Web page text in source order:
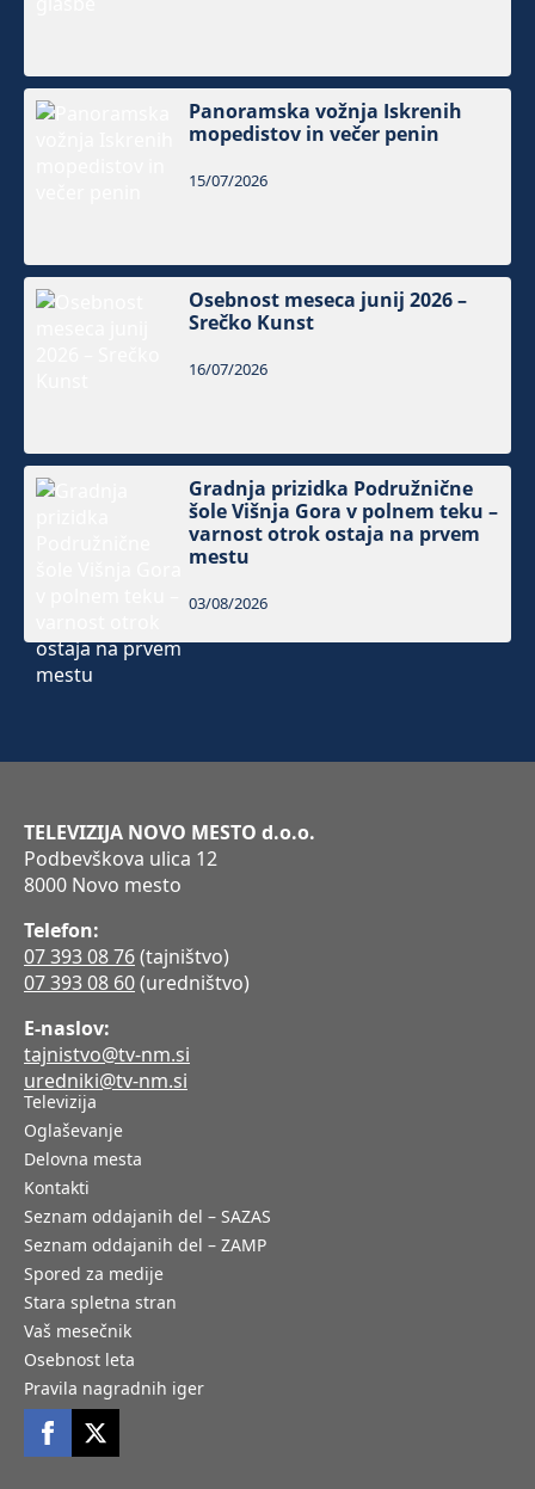
Panoramska vožnja Iskrenih
mopedistov in večer penin
15/07/2026
Osebnost meseca junij 2026 –
Srečko Kunst
16/07/2026
Gradnja prizidka Podružnične
šole Višnja Gora v polnem teku –
varnost otrok ostaja na prvem
mestu
03/08/2026
TELEVIZIJA NOVO MESTO d.o.o.
Podbevškova ulica 12
8000 Novo mesto
Telefon:
07 393 08 76(tajništvo)
07 393 08 60(uredništvo)
E-naslov:
tajnistvo@tv-nm.si
uredniki@tv-nm.si
Televizija
Oglaševanje
Delovna mesta
Kontakti
Seznam oddajanih del – SAZAS
Seznam oddajanih del – ZAMP
Spored za medije
Stara spletna stran
Vaš mesečnik
Osebnost leta
Pravila nagradnih iger